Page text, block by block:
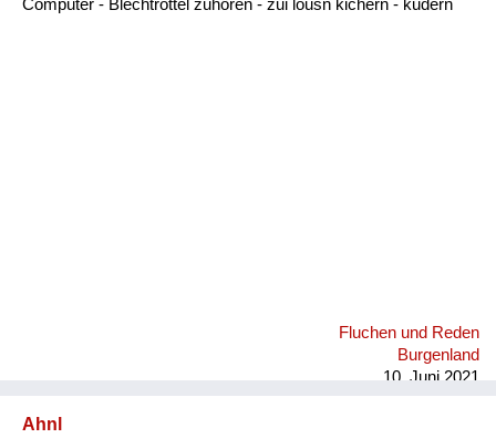
Computer - Blechtrottel zuhören - zui lousn kichern - kudern
Fluchen und Reden
Burgenland
10. Juni 2021
Ahnl